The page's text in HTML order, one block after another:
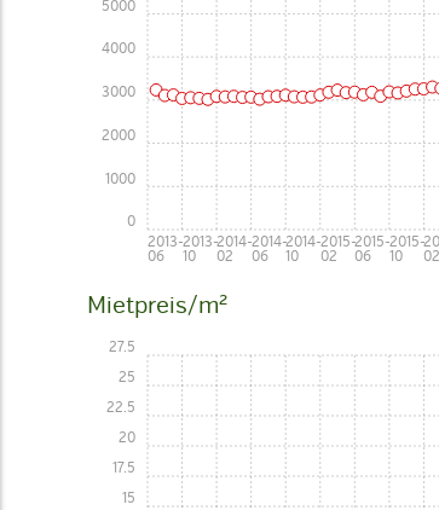
2013-
06
2013-
10
2014-
02
2014-
06
2014-
10
2015-
02
2015-
06
2015-
10
02
0
1000
2000
3000
4000
5000
Mietpreis/m²
15
17.5
20
22.5
25
27.5